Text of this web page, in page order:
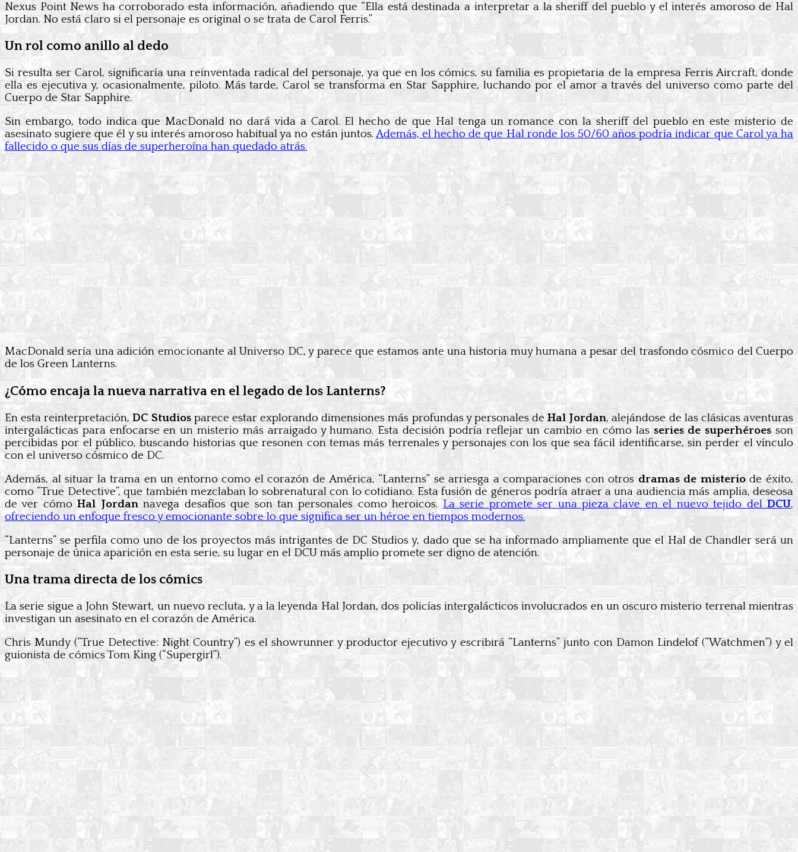
Nexus Point News ha corroborado esta información, añadiendo que “Ella está destinada a interpretar a la sheriff del pueblo y el interés amoroso de Hal
Jordan. No está claro si el personaje es original o se trata de Carol Ferris.”
Un rol como anillo al dedo
Si resulta ser Carol, significaría una reinventada radical del personaje, ya que en los cómics, su familia es propietaria de la empresa Ferris Aircraft, donde
ella es ejecutiva y, ocasionalmente, piloto. Más tarde, Carol se transforma en Star Sapphire, luchando por el amor a través del universo como parte del
Cuerpo de Star Sapphire.
Sin embargo, todo indica que MacDonald no dará vida a Carol. El hecho de que Hal tenga un romance con la sheriff del pueblo en este misterio de
asesinato sugiere que él y su interés amoroso habitual ya no están juntos. Además, el hecho de que Hal ronde los 50/60 años podría indicar que Carol ya ha
fallecido o que sus días de superheroína han quedado atrás.
MacDonald sería una adición emocionante al Universo DC, y parece que estamos ante una historia muy humana a pesar del trasfondo cósmico del Cuerpo
de los Green Lanterns.
¿Cómo encaja la nueva narrativa en el legado de los Lanterns?
En esta reinterpretación,DC Studiosparece estar explorando dimensiones más profundas y personales deHal Jordan, alejándose de las clásicas aventuras
intergalácticas para enfocarse en un misterio más arraigado y humano. Esta decisión podría reflejar un cambio en cómo las series de superhéroes son
percibidas por el público, buscando historias que resonen con temas más terrenales y personajes con los que sea fácil identificarse, sin perder el vínculo
con el universo cósmico de DC.
Además, al situar la trama en un entorno como el corazón de América, “Lanterns” se arriesga a comparaciones con otrosdramas de misteriode éxito,
como “True Detective”, que también mezclaban lo sobrenatural con lo cotidiano. Esta fusión de géneros podría atraer a una audiencia más amplia, deseosa
de ver cómoHal Jordannavega desafíos que son tan personales como heroicos. La serie promete ser una pieza clave en el nuevo tejido delDCU,
ofreciendo un enfoque fresco y emocionante sobre lo que significa ser un héroe en tiempos modernos.
“Lanterns” se perfila como uno de los proyectos más intrigantes de DC Studios y, dado que se ha informado ampliamente que el Hal de Chandler será un
personaje de única aparición en esta serie, su lugar en el DCU más amplio promete ser digno de atención.
Una trama directa de los cómics
La serie sigue a John Stewart, un nuevo recluta, y a la leyenda Hal Jordan, dos policías intergalácticos involucrados en un oscuro misterio terrenal mientras
investigan un asesinato en el corazón de América.
Chris Mundy (“True Detective: Night Country”) es el showrunner y productor ejecutivo y escribirá “Lanterns” junto con Damon Lindelof (“Watchmen”) y el
guionista de cómics Tom King (“Supergirl”).